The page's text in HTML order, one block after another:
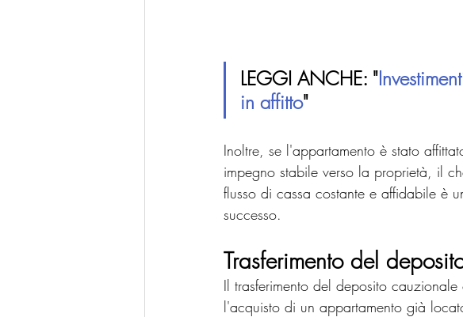
LEGGI ANCHE: "
in affitto"
Inoltre, se l'appartamento è stato
impegno stabile verso la proprietà, il
flusso di cassa costante e affidabile è
successo.
Trasferimento del
Il trasferimento del deposito
l'acquisto di un appartamento già